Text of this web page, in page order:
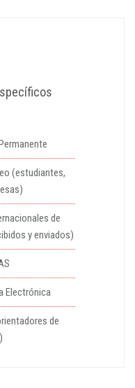
(estudiantes,
de
y enviados)
Electrónica
de